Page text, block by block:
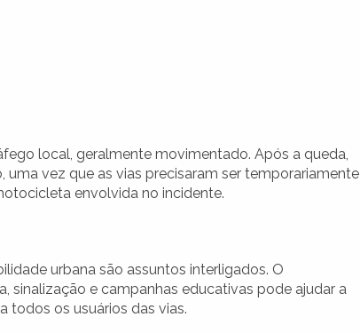
local, geralmente movimentado. Após a queda,
vez que as vias precisaram ser temporariamente
envolvida no incidente.
urbana são assuntos interligados. O
sinalização e campanhas educativas pode ajudar a
todos os usuários das vias.